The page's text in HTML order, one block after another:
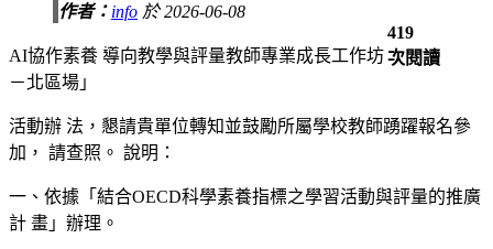
作者： info 於 2026-06-08
419
次閱讀
AI協作素養 導向教學與評量教師專業成長工作坊
－北區場」
活動辦 法，懇請貴單位轉知並鼓勵所屬學校教師踴躍報名參
加， 請查照。 說明：
一、依據「結合OECD科學素養指標之學習活動與評量的推廣
計 畫」辦理。